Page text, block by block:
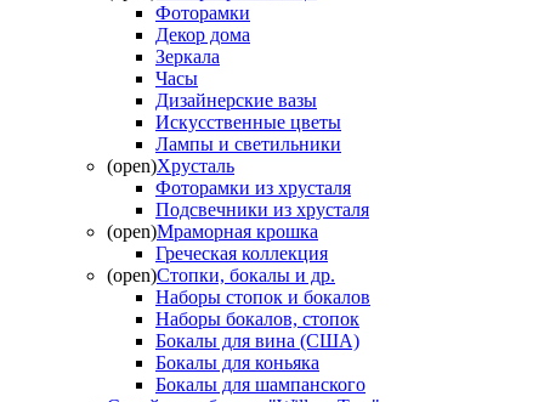
Фоторамки
Декор дома
Зеркала
Часы
Дизайнерские вазы
Искусственные цветы
Лампы и светильники
(open)Хрусталь
Фоторамки из хрусталя
Подсвечники из хрусталя
(open)Мраморная крошка
Греческая коллекция
(open)Стопки, бокалы и др.
Наборы стопок и бокалов
Наборы бокалов, стопок
Бокалы для вина (США)
Бокалы для коньяка
Бокалы для шампанского